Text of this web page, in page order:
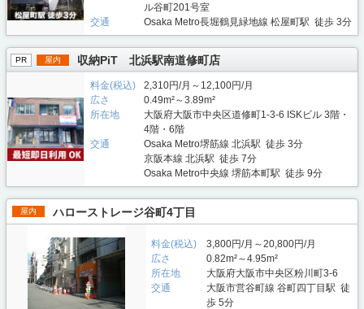
ル谷町201号室
交通
Osaka Metro長堀鶴見緑地線 松屋町駅 徒歩 3分
PR 屋内 収納PiT 北浜駅南道修町店
料金(税込)
2,310円/月～12,100円/月
広さ
0.49m²～3.89m²
所在地
大阪府大阪市中央区道修町1-3-6 ISKビル 3階・
4階・6階
交通
Osaka Metro堺筋線 北浜駅 徒歩 3分
京阪本線 北浜駅 徒歩 7分
Osaka Metro中央線 堺筋本町駅 徒歩 9分
屋内 ハローストレージ谷町4丁目
料金(税込)
3,800円/月～20,800円/月
広さ
0.82m²～4.95m²
所在地
大阪府大阪市中央区粉川町3-6
交通
大阪市営谷町線 谷町四丁目駅 徒
歩 5分